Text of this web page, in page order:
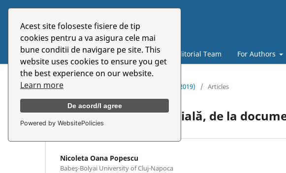
Acest site foloseste fisiere de tip
cookies pentru a va asigura cele mai
bune conditii de navigare pe site. This
website uses cookies to ensure you get
the best experience on our website.
Learn more
De acord/I agree
Powered by WebsitePolicies
Symbolon
Current Archives About Editorial Team For Authors
Home Vol. 20 No. 2(37) (2019) / Articles
Construcția repertorială, de la
Nicoleta Oana Popescu
Babeş-Bolyai University of Cluj-Napoca